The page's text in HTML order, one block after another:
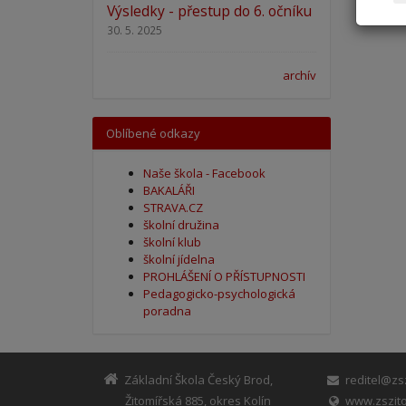
Výsledky - přestup do 6. očníku
30. 5. 2025
archív
Oblíbené odkazy
Naše škola - Facebook
BAKALÁŘI
STRAVA.CZ
školní družina
školní klub
školní jídelna
PROHLÁŠENÍ O PŘÍSTUPNOSTI
Pedagogicko-psychologická
poradna
Základní Škola Český Brod,
Žitomířská 885, okres Kolín